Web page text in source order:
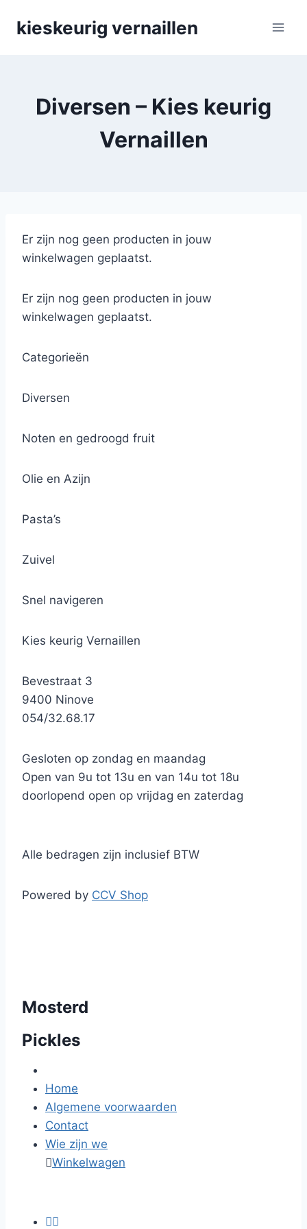
kieskeurig vernaillen
Diversen – Kies keurig
Vernaillen
Er zijn nog geen producten in jouw
winkelwagen geplaatst.
Er zijn nog geen producten in jouw
winkelwagen geplaatst.
Categorieën
Diversen
Noten en gedroogd fruit
Olie en Azijn
Pasta’s
Zuivel
Snel navigeren
Kies keurig Vernaillen
Bevestraat 3
9400 Ninove
054/32.68.17
Gesloten op zondag en maandag
Open van 9u tot 13u en van 14u tot 18u
doorlopend open op vrijdag en zaterdag
Alle bedragen zijn inclusief BTW
Powered by CCV Shop
Mosterd
Pickles
Home
Algemene voorwaarden
Contact
Wie zijn we
Winkelwagen
